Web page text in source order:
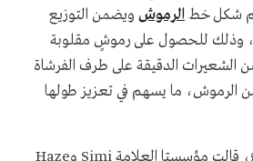
شكل خطالرموش ويضمن التوزيع
وذلك للحصول على رموشٍ مقلوبة
الشعيرات الدقيقة على طرف الفرشاة
الرموش، ما يسهم في تعزيز طولها
وتعليقاً على هذا الموضوع، قالت مؤسستا العلامة Simi وHaze